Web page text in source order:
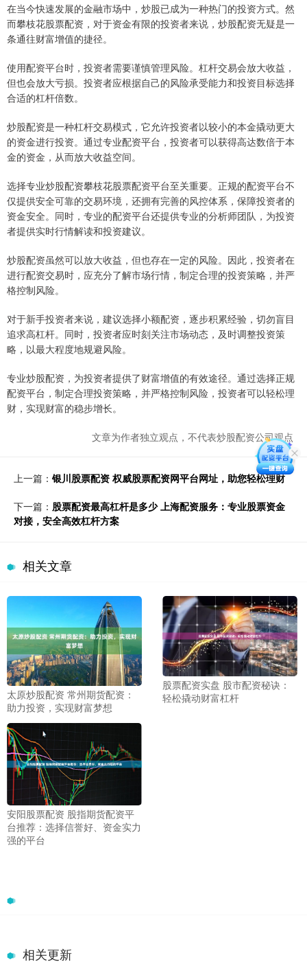
在当今快速发展的金融市场中，炒股已成为一种热门的投资方式。然
而攀枝花股票配资，对于资金有限的投资者来说，炒股配资无疑是一
条通往财富增值的捷径。
使用配资平台时，投资者需要谨慎管理风险。杠杆交易会放大收益，
但也会放大亏损。投资者应根据自己的风险承受能力和投资目标选择
合适的杠杆倍数。
炒股配资是一种杠杆交易模式，它允许投资者以较小的本金撬动更大
的资金进行投资。通过专业配资平台，投资者可以获得高达数倍于本
金的资金，从而放大收益空间。
选择专业炒股配资攀枝花股票配资平台至关重要。正规的配资平台不
仅提供安全可靠的交易环境，还拥有完善的风控体系，保障投资者的
资金安全。同时，专业的配资平台还提供专业的分析师团队，为投资
者提供实时行情解读和投资建议。
炒股配资虽然可以放大收益，但也存在一定的风险。因此，投资者在
进行配资交易时，应充分了解市场行情，制定合理的投资策略，并严
格控制风险。
对于新手投资者来说，建议选择小额配资，逐步积累经验，切勿盲目
追求高杠杆。同时，投资者应时刻关注市场动态，及时调整投资策
略，以最大程度地规避风险。
专业炒股配资，为投资者提供了财富增值的有效途径。通过选择正规
配资平台，制定合理投资策略，并严格控制风险，投资者可以轻松理
财，实现财富的稳步增长。
文章为作者独立观点，不代表炒股配资公司观点
上一篇： 银川股票配资 权威股票配资网平台网址，助您轻松理财
下一篇： 股票配资最高杠杆是多少 上海配资服务：专业股票资金
对接，安全高效杠杆方案
相关文章
太原炒股配资 常州期货配资：
助力投资，实现财富梦想
股票配资实盘 股市配资秘诀：
轻松撬动财富杠杆
安阳股票配资 股指期货配资平
台推荐：选择信誉好、资金实力
强的平台
相关更新